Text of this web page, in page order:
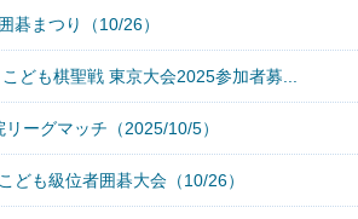
碁まつり（10/26）
ども棋聖戦 東京大会2025参加者募...
リーグマッチ（2025/10/5）
ども級位者囲碁大会（10/26）